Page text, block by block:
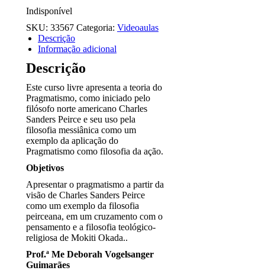
Indisponível
SKU: 33567 Categoria: Videoaulas
Descrição
Informação adicional
Descrição
Este curso livre apresenta a teoria do
Pragmatismo, como iniciado pelo
filósofo norte americano Charles
Sanders Peirce e seu uso pela
filosofia messiânica como um
exemplo da aplicação do
Pragmatismo como filosofia da ação.
Objetivos
Apresentar o pragmatismo a partir da
visão de Charles Sanders Peirce
como um exemplo da filosofia
peirceana, em um cruzamento com o
pensamento e a filosofia teológico-
religiosa de Mokiti Okada..
Prof.ª Me Deborah Vogelsanger
Guimarães